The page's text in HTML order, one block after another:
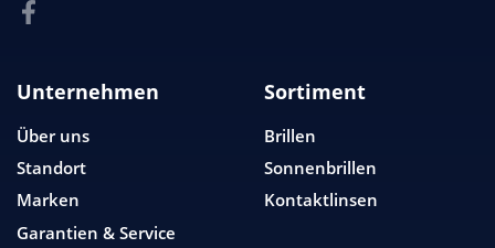
Unternehmen
Über uns
Standort
Marken
Garantien & Service
Sortiment
Brillen
Sonnenbrillen
Kontaktlinsen